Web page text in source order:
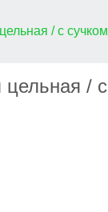
/ с сучком
цельная /